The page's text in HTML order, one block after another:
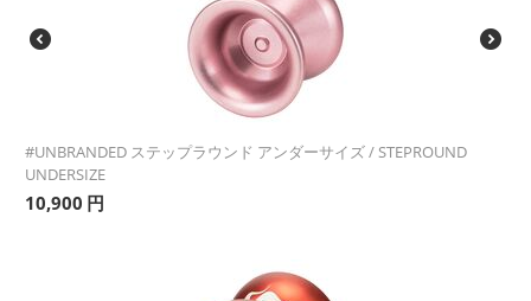
#UNBRANDED ステップラウンド アンダーサイズ / STEPROUND
UNDERSIZE
10,900 円